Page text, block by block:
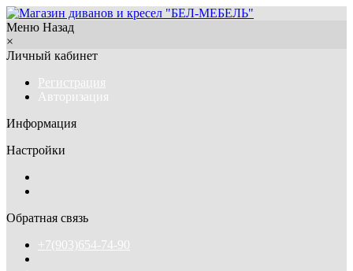
Меню Назад
×
Личный кабинет
Регистрация
Авторизация
Информация
Настройки
Обратная связь
+7(903)654-74-90